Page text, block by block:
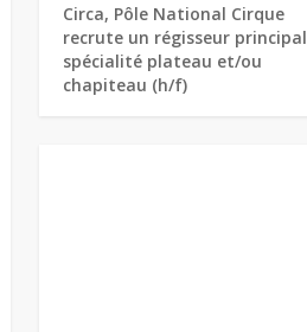
Circa, Pôle National Cirque
recrute un régisseur principal
spécialité plateau et/ou
chapiteau (h/f)